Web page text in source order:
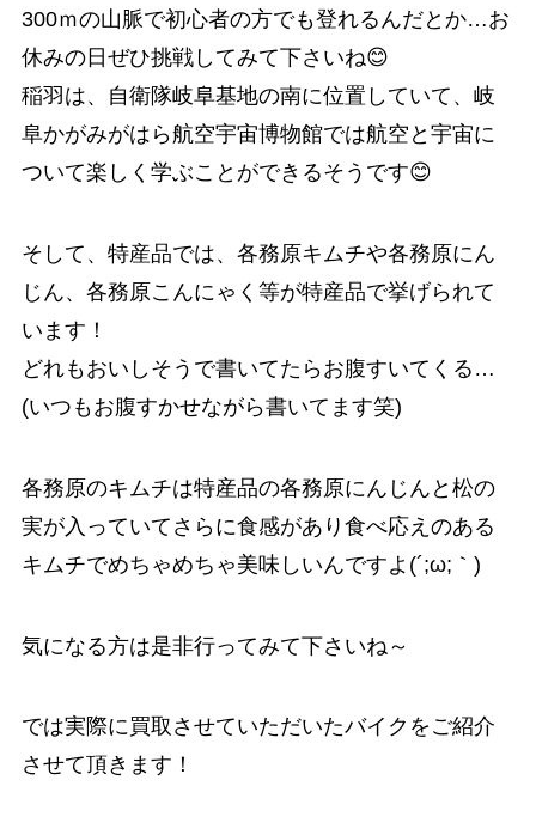
300ｍの山脈で初心者の方でも登れるんだとか…お
休みの日ぜひ挑戦してみて下さいね😊
稲羽は、自衛隊岐阜基地の南に位置していて、岐
阜かがみがはら航空宇宙博物館では航空と宇宙に
ついて楽しく学ぶことができるそうです😊
そして、特産品では、各務原キムチや各務原にん
じん、各務原こんにゃく等が特産品で挙げられて
います！
どれもおいしそうで書いてたらお腹すいてくる…
(いつもお腹すかせながら書いてます笑)
各務原のキムチは特産品の各務原にんじんと松の
実が入っていてさらに食感があり食べ応えのある
キムチでめちゃめちゃ美味しいんですよ(´;ω;｀)
気になる方は是非行ってみて下さいね～
では実際に買取させていただいたバイクをご紹介
させて頂きます！